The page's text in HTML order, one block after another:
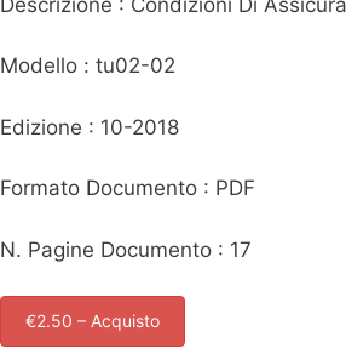
Modello : tu02-02
Edizione : 10-2018
Formato Documento : PDF
N. Pagine Documento : 17
€2.50 – Acquisto